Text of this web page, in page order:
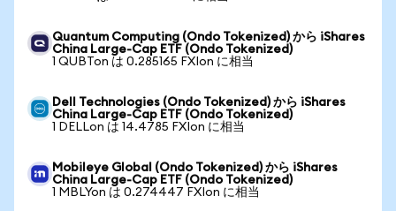
Quantum Computing (Ondo Tokenized) から iShares
China Large-Cap ETF (Ondo Tokenized)
1 QUBTon は 0.285165 FXIon に相当
Dell Technologies (Ondo Tokenized) から iShares
China Large-Cap ETF (Ondo Tokenized)
1 DELLon は 14.4785 FXIon に相当
Mobileye Global (Ondo Tokenized) から iShares
China Large-Cap ETF (Ondo Tokenized)
1 MBLYon は 0.274447 FXIon に相当